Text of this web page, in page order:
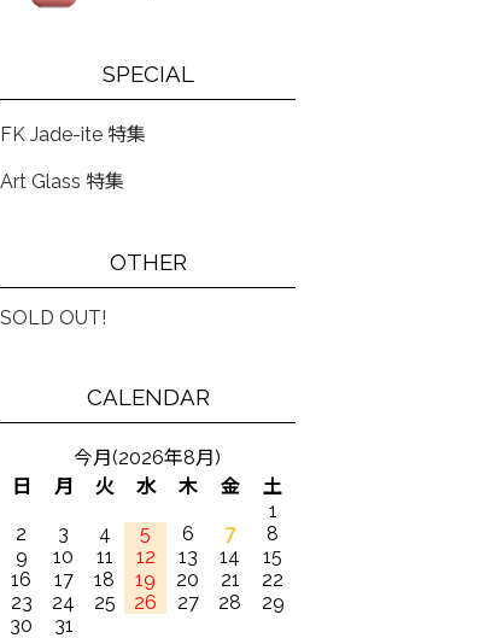
SPECIAL
FK Jade-ite 特集
Art Glass 特集
OTHER
SOLD OUT!
CALENDAR
今月(2026年8月)
日
月 火 水 木 金
土
1
2
3 4 5 6 7
8
9
10 11 12 13 14
15
16
17 18 19 20 21
22
23
24 25 26 27 28
29
30
31